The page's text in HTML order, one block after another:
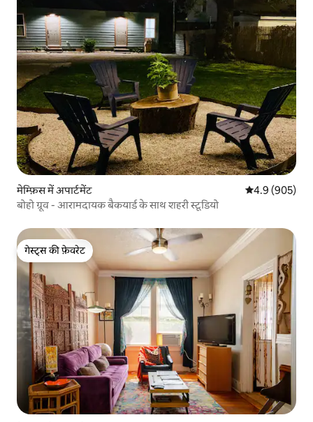
मेम्फ़िस में अपार्टमेंट औसत रेटिंग 5 में
4.9 (905)
बोहो ग्रूव - आरामदायक बैकयार्ड के साथ शहरी स्टूडियो
गेस्ट्स की फ़ेवरेट
गेस्ट्स की फ़ेवरेट